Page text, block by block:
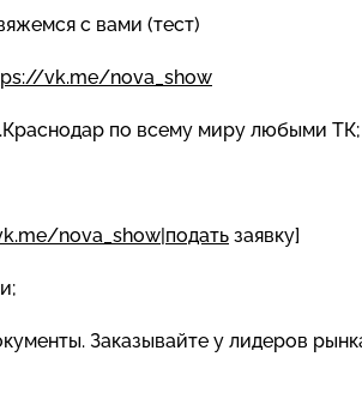
с вами (тест)
vk.me/nova_show
по всему миру любыми ТК;
nova_show|подать заявку]
Заказывайте у лидеров